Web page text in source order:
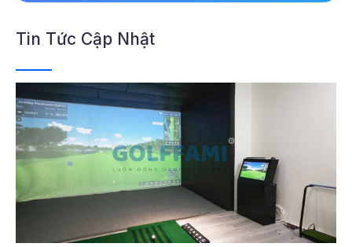
Tin Tức Cập Nhật